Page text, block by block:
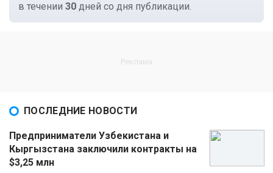
в течении 30 дней со дня публикации.
ПОСЛЕДНИЕ НОВОСТИ
Предприниматели Узбекистана и
Кыргызстана заключили контракты на
$3,25 млн